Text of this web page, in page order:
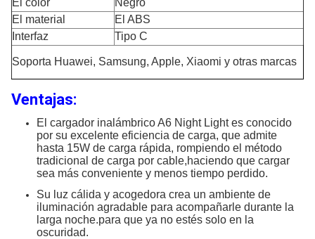
El color
Negro
El material
El ABS
Interfaz
Tipo C
Soporta Huawei, Samsung, Apple, Xiaomi y otras marcas
Ventajas:
El cargador inalámbrico A6 Night Light es conocido
por su excelente eficiencia de carga, que admite
hasta 15W de carga rápida, rompiendo el método
tradicional de carga por cable,haciendo que cargar
sea más conveniente y menos tiempo perdido.
Su luz cálida y acogedora crea un ambiente de
iluminación agradable para acompañarle durante la
larga noche.para que ya no estés solo en la
oscuridad.